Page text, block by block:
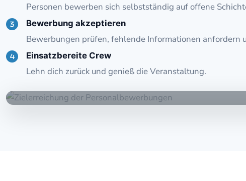
Personen bewerben sich selbstständig auf offene
Bewerbung akzeptieren
Bewerbungen prüfen, fehlende Informationen anfordern
Einsatzbereite Crew
Lehn dich zurück und genieß die Veranstaltung.